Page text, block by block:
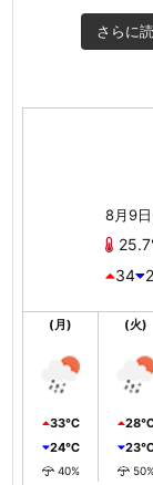
さらに
8月9
34
(月)
33℃
24℃
40%
(火)